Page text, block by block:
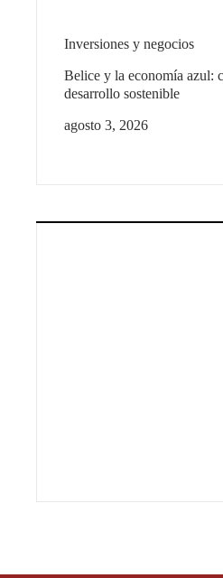
Inversiones y negocios
Belice y la economía azul:
desarrollo sostenible
agosto 3, 2026